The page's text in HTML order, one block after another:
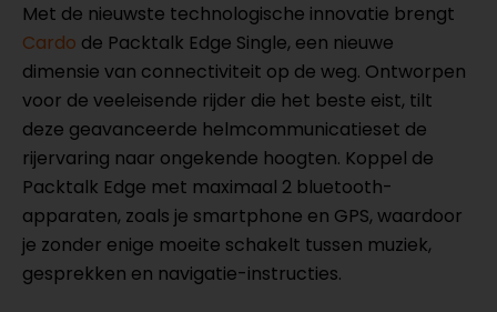
Met de nieuwste technologische innovatie brengt
Cardo de Packtalk Edge Single, een nieuwe
dimensie van connectiviteit op de weg. Ontworpen
voor de veeleisende rijder die het beste eist, tilt
deze geavanceerde helmcommunicatieset de
rijervaring naar ongekende hoogten. Koppel de
Packtalk Edge met maximaal 2 bluetooth-
apparaten, zoals je smartphone en GPS, waardoor
je zonder enige moeite schakelt tussen muziek,
gesprekken en navigatie-instructies.